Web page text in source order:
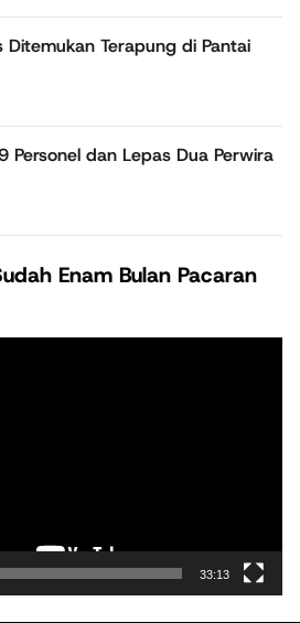
Terapung di Pantai
Personel dan Lepas Dua Perwira
Enam Bulan Pacaran
33:13